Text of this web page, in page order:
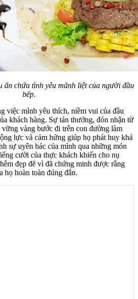
ẩn chứa tình yêu mãnh liệt của người đầu
bếp.
việc mình yêu thích, niềm vui của đầu
khách hàng. Sự tán thưởng, đón nhận từ
vàng bước đi trên con đường làm
lực và cảm hứng giúp họ phát huy khả
sự uyên bác của mình qua những món
cười của thực khách khiến cho nụ
đẹp đẽ vì đã chứng minh được rằng
họ hoàn toàn đúng đắn.